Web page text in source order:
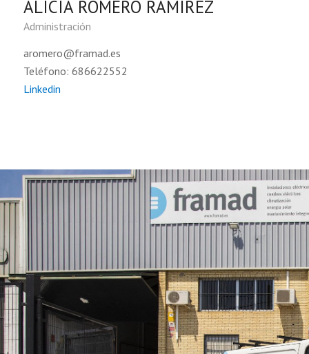
ALICIA ROMERO RAMÍREZ
Administración
aromero@framad.es
Teléfono: 686622552
Linkedin